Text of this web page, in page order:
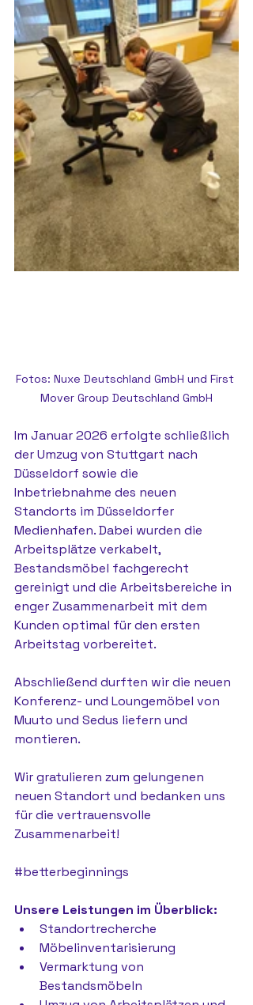
Fotos: Nuxe Deutschland GmbH und First
Mover Group Deutschland GmbH
Im Januar 2026 erfolgte schließlich
der Umzug von Stuttgart nach
Düsseldorf sowie die
Inbetriebnahme des neuen
Standorts im Düsseldorfer
Medienhafen. Dabei wurden die
Arbeitsplätze verkabelt,
Bestandsmöbel fachgerecht
gereinigt und die Arbeitsbereiche in
enger Zusammenarbeit mit dem
Kunden optimal für den ersten
Arbeitstag vorbereitet.
Abschließend durften wir die neuen
Konferenz- und Loungemöbel von
Muuto und Sedus liefern und
montieren.
Wir gratulieren zum gelungenen
neuen Standort und bedanken uns
für die vertrauensvolle
Zusammenarbeit!
#betterbeginnings
Unsere Leistungen im Überblick:
Standortrecherche
Möbelinventarisierung
Vermarktung von
Bestandsmöbeln